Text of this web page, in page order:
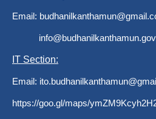
Email:
IT Section:
Email:
https://goo.gl/maps/